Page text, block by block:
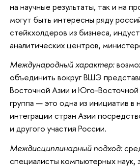
на научные результаты, так и на
могут быть интересны ряду
стейкхолдеров из бизнеса,
аналитических центров,
Международный характер:
объединить вокруг ВШЭ
Восточной Азии и Юго-
группа — это одна из инициатив в
интеграции стран Азии
и другого участия России.
Междисциплинарный подход:
специалисты компьютерных наук,